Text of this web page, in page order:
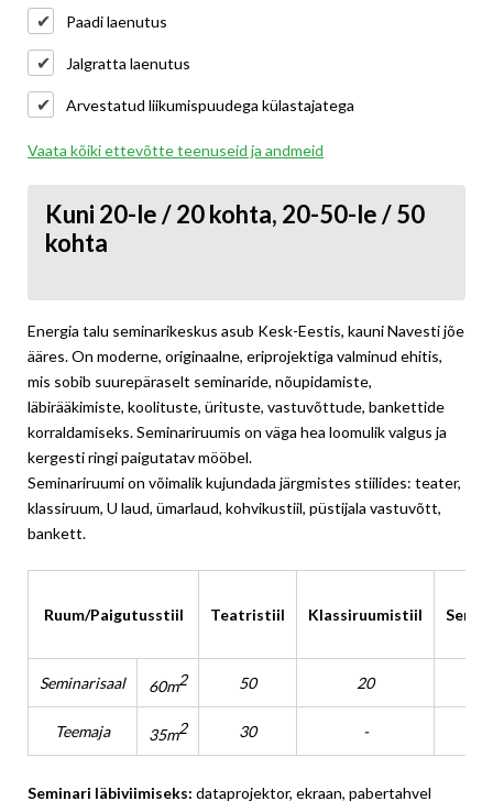
Paadi laenutus
Jalgratta laenutus
Arvestatud liikumispuudega külastajatega
Vaata kõiki ettevõtte teenuseid ja andmeid
Kuni 20-le / 20 kohta, 20-50-le / 50
kohta
Energia talu seminarikeskus asub Kesk-Eestis, kauni Navesti jõe
ääres. On moderne, originaalne, eriprojektiga valminud ehitis,
mis sobib suurepäraselt seminaride, nõupidamiste,
läbirääkimiste, koolituste, ürituste, vastuvõttude, bankettide
korraldamiseks. Seminariruumis on väga hea loomulik valgus ja
kergesti ringi paigutatav mööbel.
Seminariruumi on võimalik kujundada järgmistes stiilides: teater,
klassiruum, U laud, ümarlaud, kohvikustiil, püstijala vastuvõtt,
bankett.
Ruum/Paigutusstiil Teatristiil Klassiruumistiil
Seminarisaal 60m2 50 20
Teemaja 35m2 30 -
Seminari läbiviimiseks: dataprojektor, ekraan, pabertahvel